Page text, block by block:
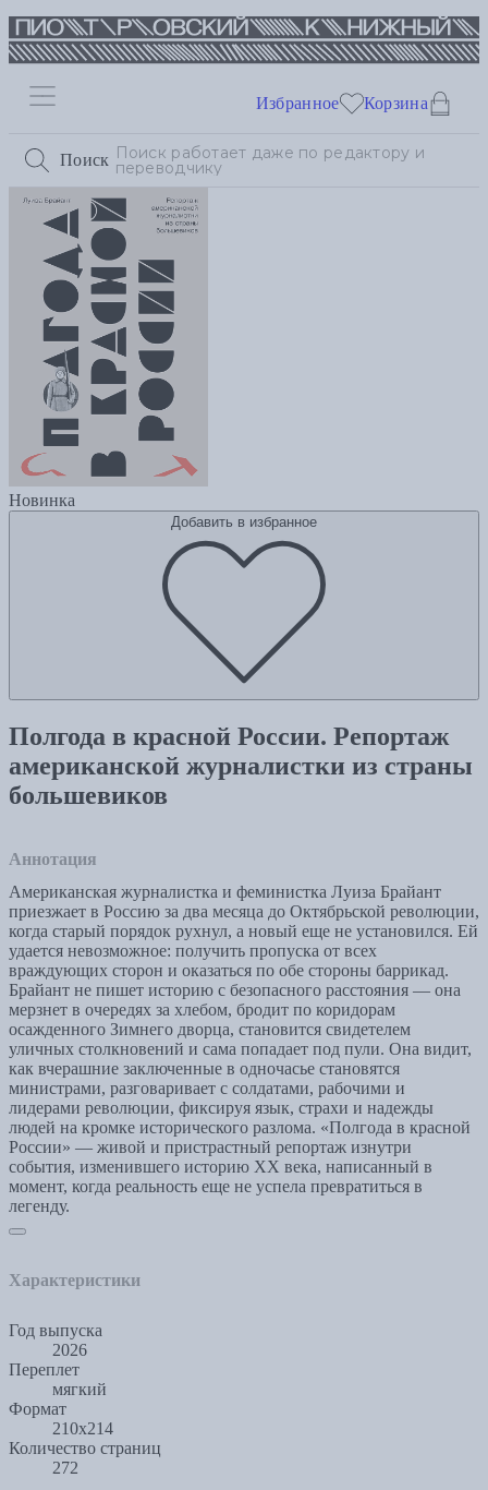
Поиск
Избранное Корзина
Новинка
Добавить в избранное
Полгода в красной России. Репортаж
американской журналистки из страны
большевиков
Аннотация
Американская журналистка и феминистка Луиза Брайант
приезжает в Россию за два месяца до Октябрьской революции,
когда старый порядок рухнул, а новый еще не установился. Ей
удается невозможное: получить пропуска от всех
враждующих сторон и оказаться по обе стороны баррикад.
Брайант не пишет историю с безопасного расстояния — она
мерзнет в очередях за хлебом, бродит по коридорам
осажденного Зимнего дворца, становится свидетелем
уличных столкновений и сама попадает под пули. Она видит,
как вчерашние заключенные в одночасье становятся
министрами, разговаривает с солдатами, рабочими и
лидерами революции, фиксируя язык, страхи и надежды
людей на кромке исторического разлома. «Полгода в красной
России» — живой и пристрастный репортаж изнутри
события, изменившего историю XX века, написанный в
момент, когда реальность еще не успела превратиться в
легенду.
Характеристики
Год выпуска
2026
Переплет
мягкий
Формат
210х214
Количество страниц
272